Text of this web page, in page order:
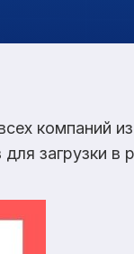
компаний
загрузки